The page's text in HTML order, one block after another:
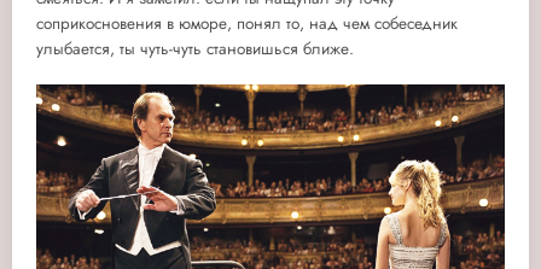
соприкосновения в юморе, понял то, над чем собеседник
улыбается, ты чуть-чуть становишься ближе.